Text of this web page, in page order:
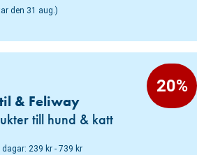
den 31 aug. )
20%
& Feliway
till hund & katt
239 kr - 739 kr